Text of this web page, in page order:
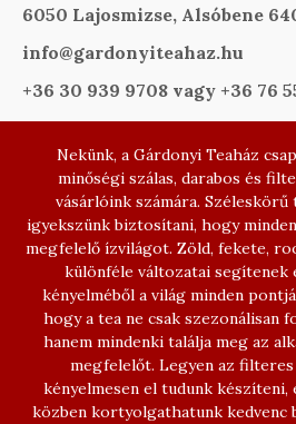
6050 Lajosmizse, Alsóbene
info@gardonyiteahaz.hu
+36 30 939 9708 vagy +36 76
Nekünk, a Gárdonyi Teaház
minőségi szálas, darabos és
vásárlóink számára.
igyekszünk biztosítani, hogy
megfelelő ízvilágot. Zöld, fekete,
különféle változatai segítenek
kényelméből a világ minden
hogy a tea ne csak szezonálisan
hanem mindenki találja meg az
megfelelőt. Legyen az filteres
kényelmesen el tudunk készíteni,
közben kortyolgathatunk kedvenc